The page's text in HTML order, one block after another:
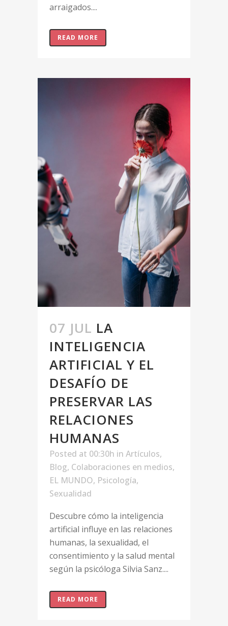
arraigados....
READ MORE
07 JUL LA
INTELIGENCIA
ARTIFICIAL Y EL
DESAFÍO DE
PRESERVAR LAS
RELACIONES
HUMANAS
Posted at 00:30h in Artículos,
Blog, Colaboraciones en medios,
EL MUNDO, Psicología,
Sexualidad
Descubre cómo la inteligencia
artificial influye en las relaciones
humanas, la sexualidad, el
consentimiento y la salud mental
según la psicóloga Silvia Sanz....
READ MORE